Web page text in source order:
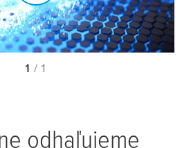
1 / 1
odhaľujeme